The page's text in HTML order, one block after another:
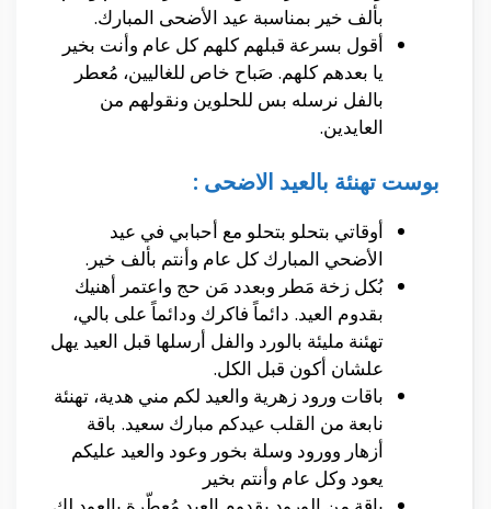
بألف خير بمناسبة عيد الأضحى المبارك.
أقول بسرعة قبلهم كلهم كل عام وأنت بخير
يا بعدهم كلهم. صَباح خاص للغاليين، مُعطر
بالفل نرسله بس للحلوين ونقولهم من
العايدين.
بوست تهنئة بالعيد الاضحى :
أوقاتي بتحلو بتحلو مع أحبابي في عيد
الأضحي المبارك كل عام وأنتم بألف خير.
بُكل زخة مَطر وبعدد مَن حج واعتمر أهنيك
بقدوم العيد. دائماً فاكرك ودائماً على بالي،
تهئنة مليئة بالورد والفل أرسلها قبل العيد يهل
علشان أكون قبل الكل.
باقات ورود زهرية والعيد لكم مني هدية، تهنئة
نابعة من القلب عيدكم مبارك سعيد. باقة
أزهار وورود وسلة بخور وعود والعيد عليكم
يعود وكل عام وأنتم بخير